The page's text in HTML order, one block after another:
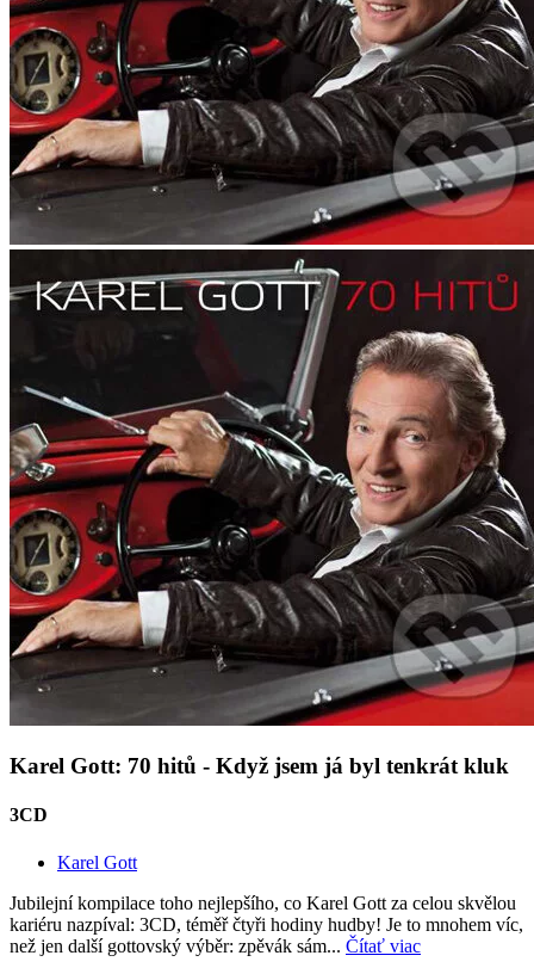
Karel Gott: 70 hitů - Když jsem já byl tenkrát kluk
3CD
Karel Gott
Jubilejní kompilace toho nejlepšího, co Karel Gott za celou skvělou
kariéru nazpíval: 3CD, téměř čtyři hodiny hudby! Je to mnohem víc,
než jen další gottovský výběr: zpěvák sám... Čítať viac